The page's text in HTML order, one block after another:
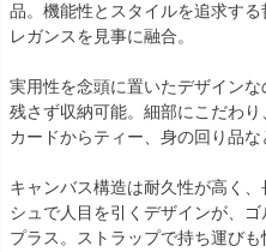
品。機能性とスタイルを追求す
レガンスを見事に融合。
実用性を念頭に置いたデザイン
残さず収納可能。細部にこだわ
カードからティー、身の回り品な
キャンバス構造は耐久性が高く
シュで人目を引くデザインが、
プラス。ストラップで持ち運び